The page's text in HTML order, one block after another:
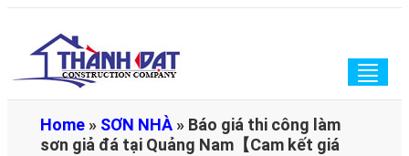
Home » SƠN NHÀ » Báo giá thi công làm
sơn giả đá tại Quảng Nam【Cam kết giá